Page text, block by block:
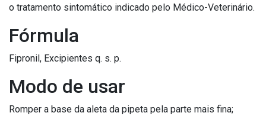
o tratamento sintomático indicado pelo Médico-Veterinário.
Fórmula
Fipronil, Excipientes q. s. p.
Modo de usar
Romper a base da aleta da pipeta pela parte mais fina;